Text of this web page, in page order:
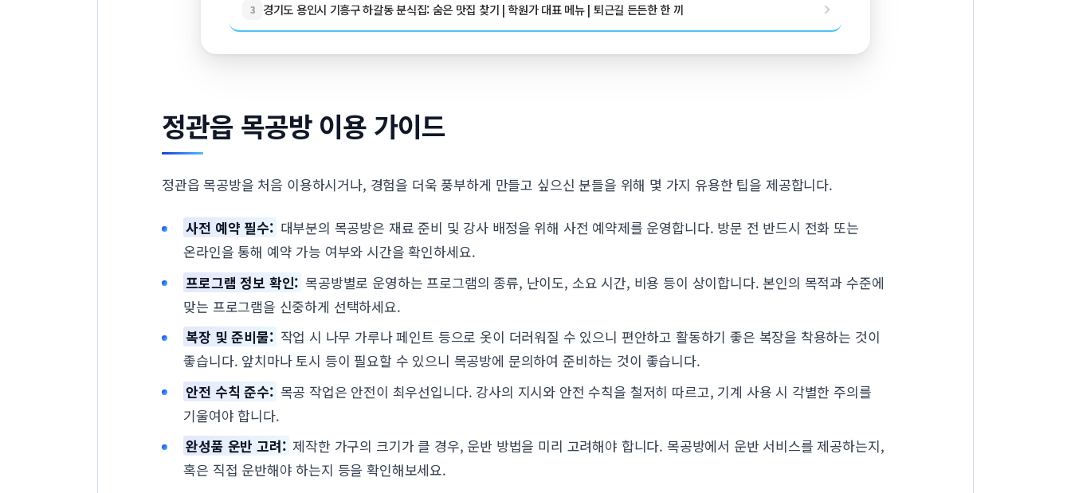
3 경기도 용인시 기흥구 하갈동 분식집: 숨은 맛집 찾기 | 학원가 대표 메뉴 | 퇴근길 든든한 한 끼
정관읍 목공방 이용 가이드
정관읍 목공방을 처음 이용하시거나, 경험을 더욱 풍부하게 만들고 싶으신 분들을 위해 몇 가지 유용한 팁을 제공합니다.
사전 예약 필수: 대부분의 목공방은 재료 준비 및 강사 배정을 위해 사전 예약제를 운영합니다. 방문 전 반드시 전화 또는
온라인을 통해 예약 가능 여부와 시간을 확인하세요.
프로그램 정보 확인: 목공방별로 운영하는 프로그램의 종류, 난이도, 소요 시간, 비용 등이 상이합니다. 본인의 목적과 수준에
맞는 프로그램을 신중하게 선택하세요.
복장 및 준비물: 작업 시 나무 가루나 페인트 등으로 옷이 더러워질 수 있으니 편안하고 활동하기 좋은 복장을 착용하는 것이
좋습니다. 앞치마나 토시 등이 필요할 수 있으니 목공방에 문의하여 준비하는 것이 좋습니다.
안전 수칙 준수: 목공 작업은 안전이 최우선입니다. 강사의 지시와 안전 수칙을 철저히 따르고, 기계 사용 시 각별한 주의를
기울여야 합니다.
완성품 운반 고려: 제작한 가구의 크기가 클 경우, 운반 방법을 미리 고려해야 합니다. 목공방에서 운반 서비스를 제공하는지,
혹은 직접 운반해야 하는지 등을 확인해보세요.